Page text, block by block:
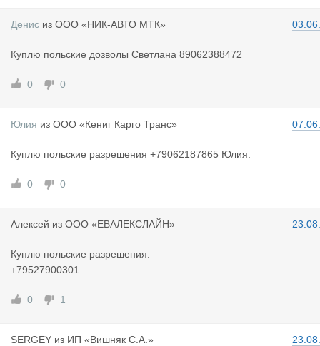
Денис из ООО «НИК-АВТО МТК»
Куплю польские дозволы Светлана 89062388472
0 0
Юлия из ООО «Кениг Карго Транс»
Куплю польские разрешения +79062187865 Юлия.
0 0
Алексей из ООО «ЕВАЛЕКСЛАЙН»
Куплю польские разрешения.
+79527900301
0 1
SERGEY из ИП «Вишняк С.А.»